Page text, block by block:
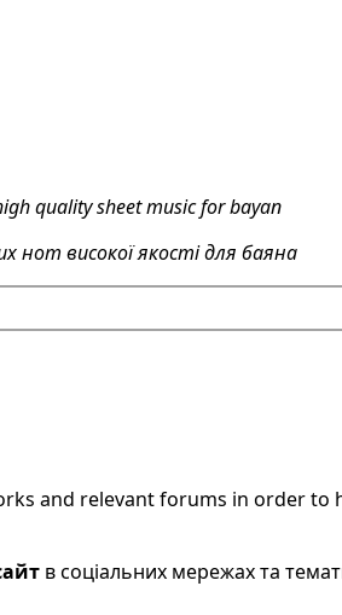
quality sheet music for bayan
нот високої якості для баяна
and relevant forums in order
в соціальних мережах та